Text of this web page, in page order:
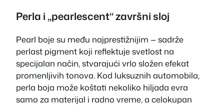
Perla i „pearlescent“ završni sloj
Pearl boje su među najprestižnijim — sadrže
perlast pigment koji reflektuje svetlost na
specijalan način, stvarajući vrlo složen efekat
promenljivih tonova. Kod luksuznih automobila,
perla boja može koštati nekoliko hiljada evra
samo za materijal i radno vreme, a celokupan